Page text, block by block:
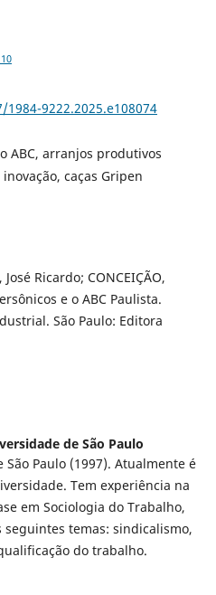
9222.2025.e108074
ABC, arranjos produtivos
caças Gripen
Ricardo; CONCEIÇÃO,
e o ABC Paulista.
São Paulo: Editora
de São Paulo
Paulo (1997). Atualmente é
Tem experiência na
em Sociologia do Trabalho,
temas: sindicalismo,
do trabalho.